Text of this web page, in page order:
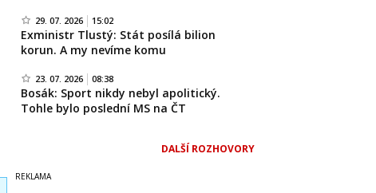
29. 07. 2026 15:02
Exministr Tlustý: Stát posílá bilion
korun. A my nevíme komu
23. 07. 2026 08:38
Bosák: Sport nikdy nebyl apolitický.
Tohle bylo poslední MS na ČT
DALŠÍ ROZHOVORY